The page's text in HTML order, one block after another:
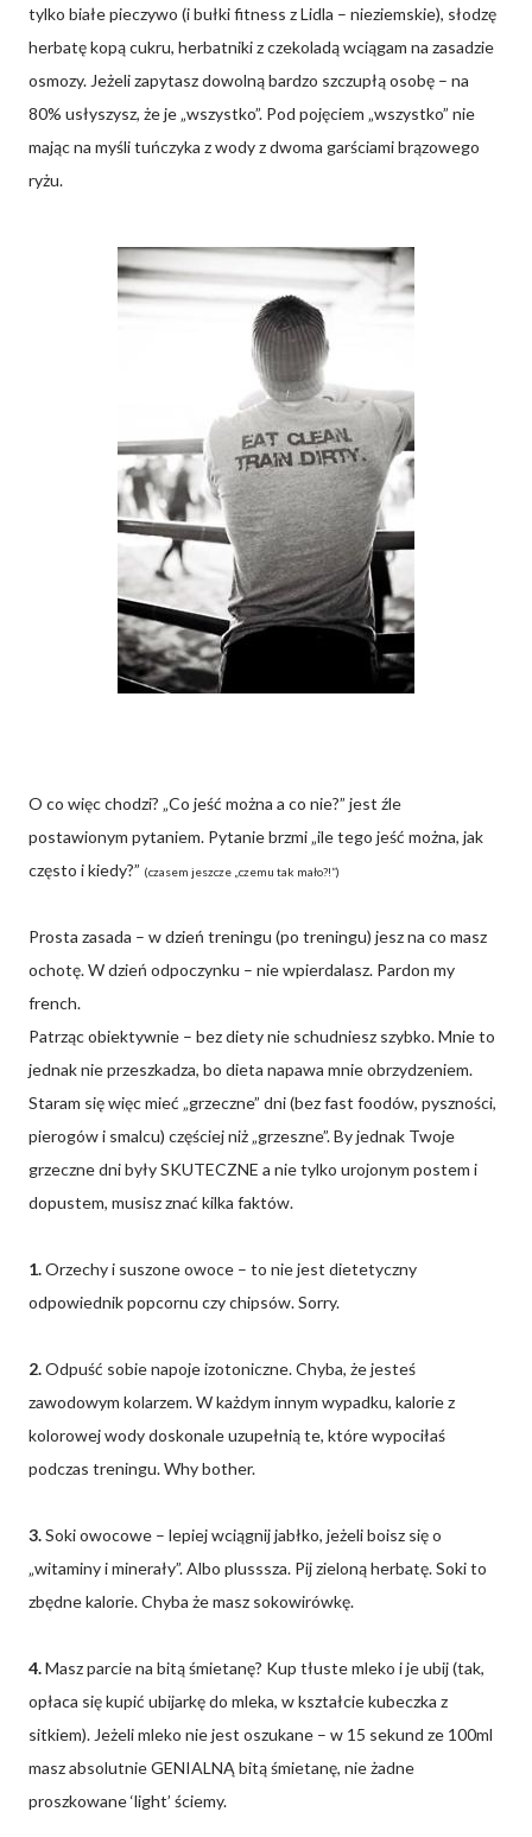
tylko białe pieczywo (i bułki fitness z Lidla – nieziemskie), słodzę
herbatę kopą cukru, herbatniki z czekoladą wciągam na zasadzie
osmozy. Jeżeli zapytasz dowolną bardzo szczupłą osobę – na
80% usłyszysz, że je „wszystko”. Pod pojęciem „wszystko” nie
mając na myśli tuńczyka z wody z dwoma garściami brązowego
ryżu.
O co więc chodzi? „Co jeść można a co nie?” jest źle
postawionym pytaniem. Pytanie brzmi „ile tego jeść można, jak
często i kiedy?” (czasem jeszcze „czemu tak mało?!”)
Prosta zasada – w dzień treningu (po treningu) jesz na co masz
ochotę. W dzień odpoczynku – nie wpierdalasz. Pardon my
french.
Patrząc obiektywnie – bez diety nie schudniesz szybko. Mnie to
jednak nie przeszkadza, bo dieta napawa mnie obrzydzeniem.
Staram się więc mieć „grzeczne” dni (bez fast foodów, pyszności,
pierogów i smalcu) częściej niż „grzeszne”. By jednak Twoje
grzeczne dni były SKUTECZNE a nie tylko urojonym postem i
dopustem, musisz znać kilka faktów.
1.Orzechy i suszone owoce – to nie jest dietetyczny
odpowiednik popcornu czy chipsów. Sorry.
2.Odpuść sobie napoje izotoniczne. Chyba, że jesteś
zawodowym kolarzem. W każdym innym wypadku, kalorie z
kolorowej wody doskonale uzupełnią te, które wypociłaś
podczas treningu. Why bother.
3.Soki owocowe – lepiej wciągnij jabłko, jeżeli boisz się o
„witaminy i minerały”. Albo plusssza. Pij zieloną herbatę. Soki to
zbędne kalorie. Chyba że masz sokowirówkę.
4.Masz parcie na bitą śmietanę? Kup tłuste mleko i je ubij (tak,
opłaca się kupić ubijarkę do mleka, w kształcie kubeczka z
sitkiem). Jeżeli mleko nie jest oszukane – w 15 sekund ze 100ml
masz absolutnie GENIALNĄ bitą śmietanę, nie żadne
proszkowane ‘light’ ściemy.